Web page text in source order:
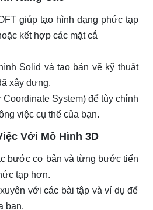
giúp tạo hình dạng phức tạp
kết hợp các mặt cắ
Solid và tạo bản vẽ kỹ thuật
xây dựng.
System) để tùy chỉnh
việc cụ thể của bạn.
Với Mô Hình 3D
bước cơ bản và từng bước tiến
tạp hơn.
với các bài tập và ví dụ để
bạn.